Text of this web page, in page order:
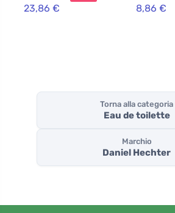
23,86 € 8,86 €
Torna alla categoria
Eau de toilette
Marchio
Daniel Hechter